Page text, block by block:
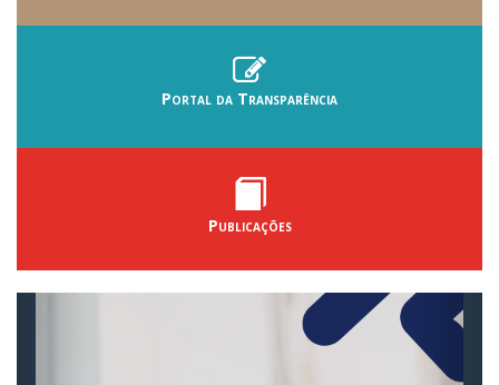
Portal da Transparência
Publicações